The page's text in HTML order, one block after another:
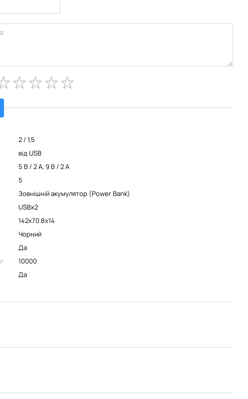
2 / 1,5
від USB
5 В / 2 А, 9 В / 2 А
5
Зовнішній акумулятор (Power Bank)
USBx2
142x70.8x14
Чорний
Да
10000
Да